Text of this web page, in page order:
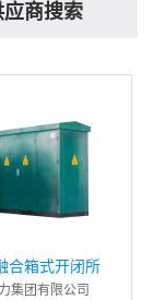
商搜索
合箱式开闭所
集团有限公司